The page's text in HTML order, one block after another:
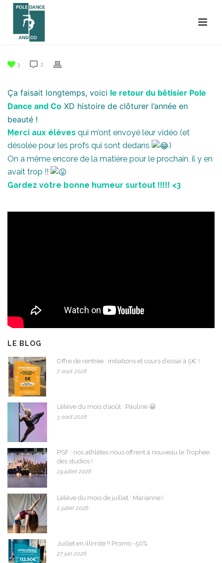
3 2
Ça faisait longtemps, voici le retour du bêtisier Pole
Dance and Co XD histoire de clôturer l’année en
beauté !
Merci aux élèves qui m’ont envoyé leur vidéo (et
désolée pour les profs qui sont dedans
)
On a même encore de la matière pour le prochain, il y en
avait trop !!
Gardez votre bonne humeur surtout !!!!! <3
LE BLOG
Offre de rentrée : initiations et cours d’essai à 5€ !
7 août 2026
L’élève du mois d’août : Pauline 😀
3 août 2026
PSF : nos athlètes nous offrent à nouveau le Trophée
des studios !
29 juillet 2026
L’élève du mois de juillet : Marianne !
2 juillet 2026
Juillet en illimité !! Promo -50%
27 juin 2026